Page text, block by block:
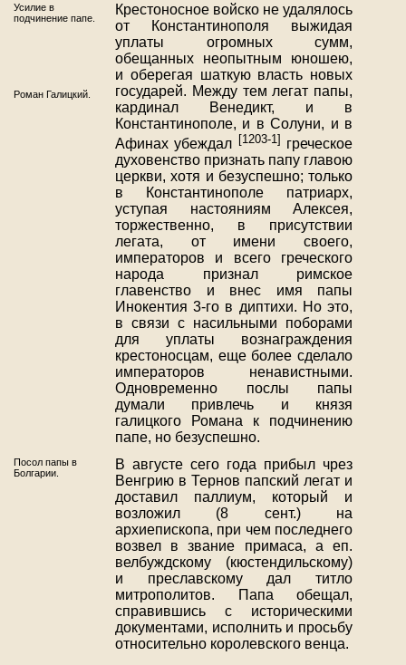
Усилие в
подчинение папе.
Роман Галицкий.
Крестоносное войско не удалялось
от Константинополя выжидая
уплаты огромных сумм,
обещанных неопытным юношею,
и оберегая шаткую власть новых
государей. Между тем легат папы,
кардинал Венедикт, и в
Константинополе, и в Солуни, и в
Афинах убеждал [1203-1] греческое
духовенство признать папу главою
церкви, хотя и безуспешно; только
в Константинополе патриарх,
уступая настояниям Алексея,
торжественно, в присутствии
легата, от имени своего,
императоров и всего греческого
народа признал римское
главенство и внес имя папы
Инокентия 3-го в диптихи. Но это,
в связи с насильными поборами
для уплаты вознаграждения
крестоносцам, еще более сделало
императоров ненавистными.
Одновременно послы папы
думали привлечь и князя
галицкого Романа к подчинению
папе, но безуспешно.
Посол папы в
Болгарии.
В августе сего года прибыл чрез
Венгрию в Тернов папский легат и
доставил паллиум, который и
возложил (8 сент.) на
архиепископа, при чем последнего
возвел в звание примаса, а еп.
велбуждскому (кюстендильскому)
и преславскому дал титло
митрополитов. Папа обещал,
справившись с историческими
документами, исполнить и просьбу
относительно королевского венца.